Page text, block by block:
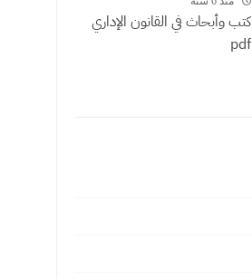
كتب وأبحاث في القانون الإداري
pdf